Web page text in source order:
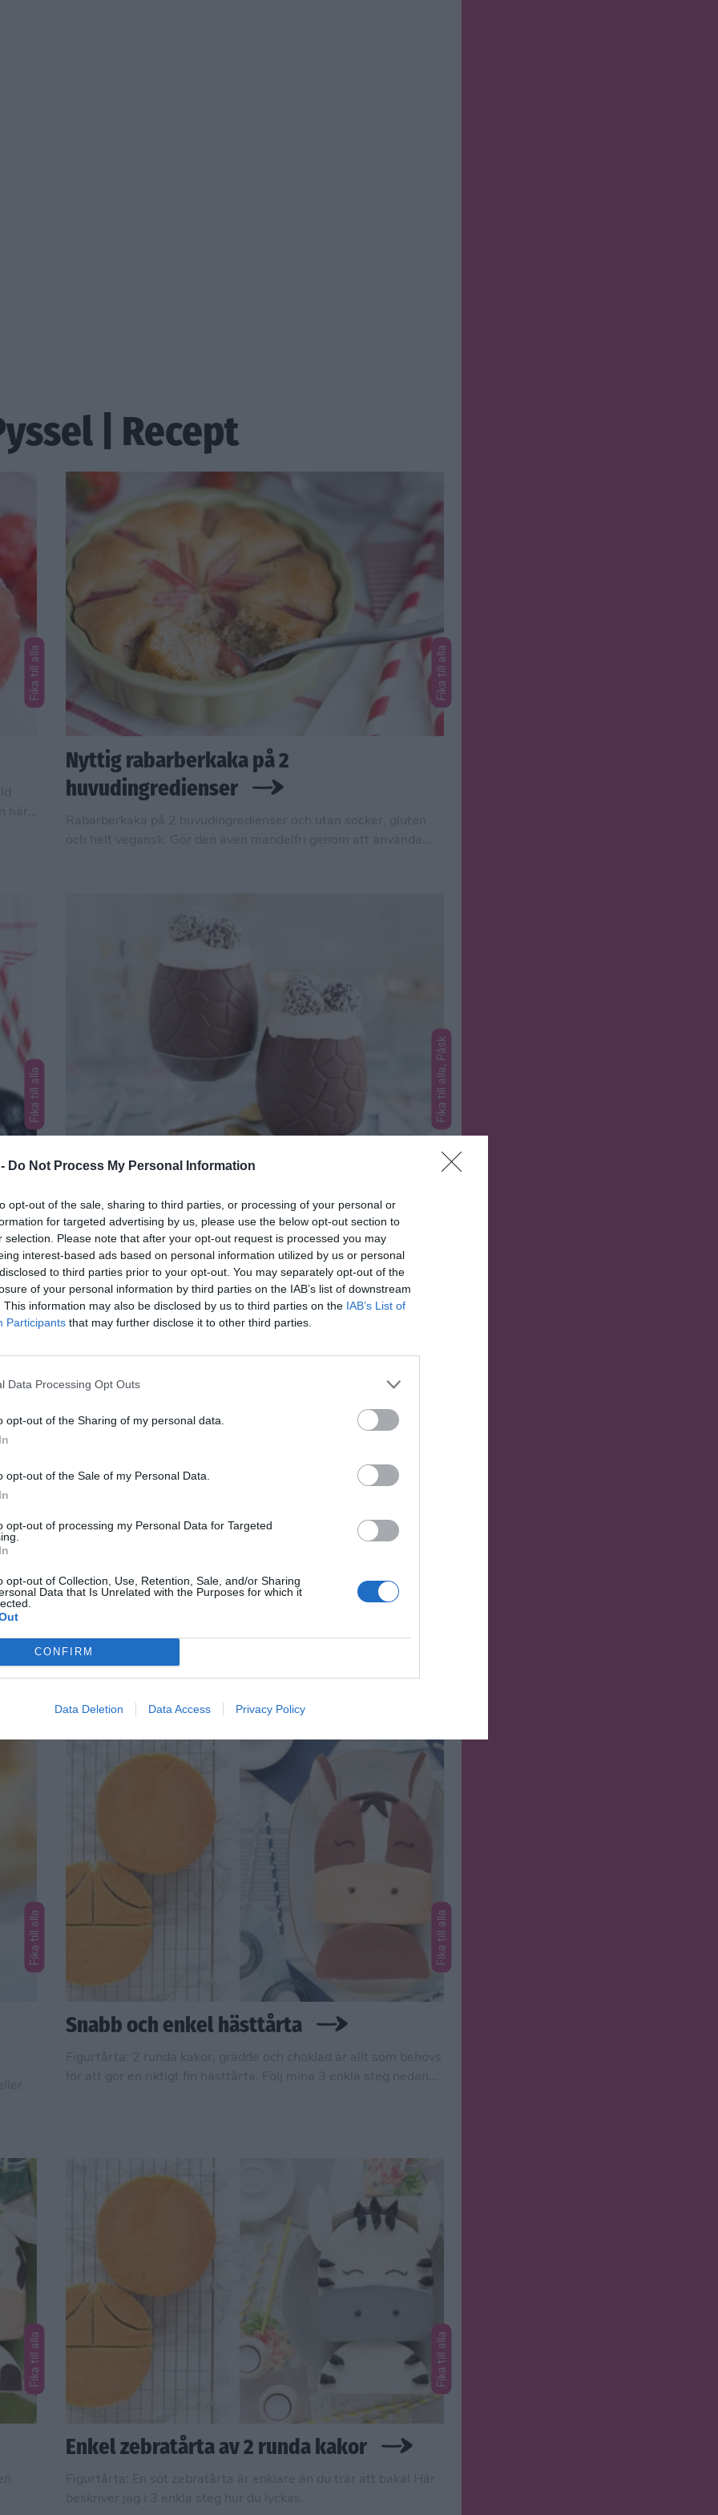
Do Not Process My Personal Information
opt-out of the sale, sharing to third parties, or processing of your personal or
for targeted advertising by us, please use the below opt-out section to
selection. Please note that after your opt-out request is processed you may
interest-based ads based on personal information utilized by us or personal
to third parties prior to your opt-out. You may separately opt-out of the
of your personal information by third parties on the IAB’s list of downstream
This information may also be disclosed by us to third parties on the IAB’s List of
Participants that may further disclose it to other third parties.
Data Processing Opt Outs
opt-out of the Sharing of my personal data.
opt-out of the Sale of my Personal Data.
opt-out of processing my Personal Data for Targeted
opt-out of Collection, Use, Retention, Sale, and/or Sharing
Data that Is Unrelated with the Purposes for which it
CONFIRM
Data Deletion Data Access Privacy Policy
| Recept
Fika till alla Fika till alla
Nyttig rabarberkaka på 2
huvudingredienser
Fika till alla
att
Fika till alla, Påsk
chokladbollspannacotta
Fyll ihåliga chokladägg med chokladbollspannacotta. Det bli en
perfekt överraskningen till påsk! Receptet är växtbaserat och
glutenfritt men du kan så klart välja valfritt chokladägg och
fyllning.
Fika till alla
som
för
Glutenfria & vegansk pizzabullar utan
jäst
Dessa pizzabullarna går riktigt snabbt att baka och passar dem
picknickmat för hela familjen!
Fika till alla Fika till alla
Snabb och enkel hästtårta
Fika till alla Fika till alla
Enkel zebratårta av 2 runda kakor